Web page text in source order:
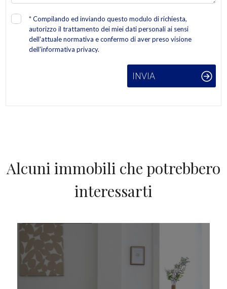
*Compilando ed inviando questo modulo di richiesta,
autorizzo il trattamento dei miei dati personali ai sensi
dell'attuale normativa e confermo di aver preso visione
dell'informativa privacy.
INVIA
Alcuni immobili che potrebbero
interessarti